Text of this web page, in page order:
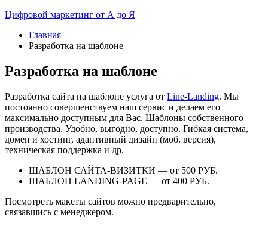
Цифровой маркетинг от А до Я
Главная
Разработка на шаблоне
Разработка на шаблоне
Разработка сайта на шаблоне услуга от Line-Landing. Мы
постоянно совершенствуем наш сервис и делаем его
максимально доступным для Вас. Шаблоны собственного
производства. Удобно, выгодно, доступно. Гибкая система,
домен и хостинг, адаптивный дизайн (моб. версия),
техническая поддержка и др.
ШАБЛОН САЙТА-ВИЗИТКИ — от 500 РУБ.
ШАБЛОН LANDING-PAGE — от 400 РУБ.
Посмотреть макеты сайтов можно предварительно,
связавшись с менеджером.